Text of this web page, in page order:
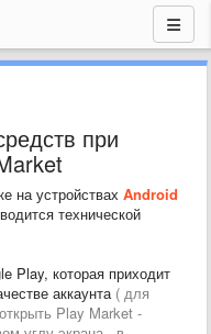
при
на устройствах Android
технической
Play, которая приходит
аккаунта ( для
Play Market -